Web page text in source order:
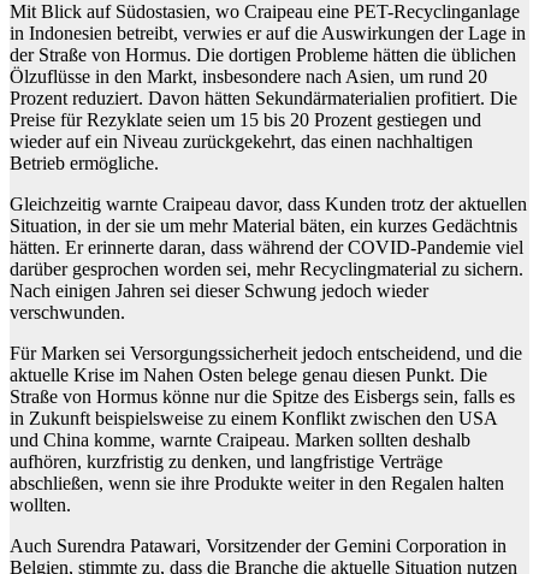
Mit Blick auf Südostasien, wo Craipeau eine PET-Recyclinganlage
in Indonesien betreibt, verwies er auf die Auswirkungen der Lage in
der Straße von Hormus. Die dortigen Probleme hätten die üblichen
Ölzuflüsse in den Markt, insbesondere nach Asien, um rund 20
Prozent reduziert. Davon hätten Sekundärmaterialien profitiert. Die
Preise für Rezyklate seien um 15 bis 20 Prozent gestiegen und
wieder auf ein Niveau zurückgekehrt, das einen nachhaltigen
Betrieb ermögliche.
Gleichzeitig warnte Craipeau davor, dass Kunden trotz der aktuellen
Situation, in der sie um mehr Material bäten, ein kurzes Gedächtnis
hätten. Er erinnerte daran, dass während der COVID-Pandemie viel
darüber gesprochen worden sei, mehr Recyclingmaterial zu sichern.
Nach einigen Jahren sei dieser Schwung jedoch wieder
verschwunden.
Für Marken sei Versorgungssicherheit jedoch entscheidend, und die
aktuelle Krise im Nahen Osten belege genau diesen Punkt. Die
Straße von Hormus könne nur die Spitze des Eisbergs sein, falls es
in Zukunft beispielsweise zu einem Konflikt zwischen den USA
und China komme, warnte Craipeau. Marken sollten deshalb
aufhören, kurzfristig zu denken, und langfristige Verträge
abschließen, wenn sie ihre Produkte weiter in den Regalen halten
wollten.
Auch Surendra Patawari, Vorsitzender der Gemini Corporation in
Belgien, stimmte zu, dass die Branche die aktuelle Situation nutzen